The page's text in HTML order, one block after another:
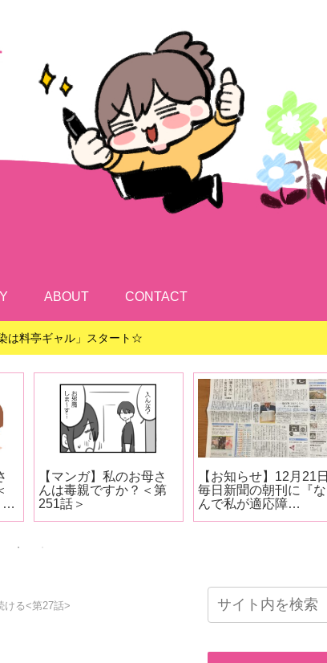
ABOUT CONTACT
は料亭ギャル」スタート☆
【マンガ】私のお母さ
んは毒親ですか？＜第
251話＞
【お知らせ】12月21日
毎日新聞の朝刊に『な
んで私が適応障
ける<第27話>